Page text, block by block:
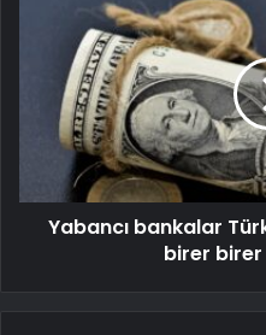
Yabancı bankalar
birer